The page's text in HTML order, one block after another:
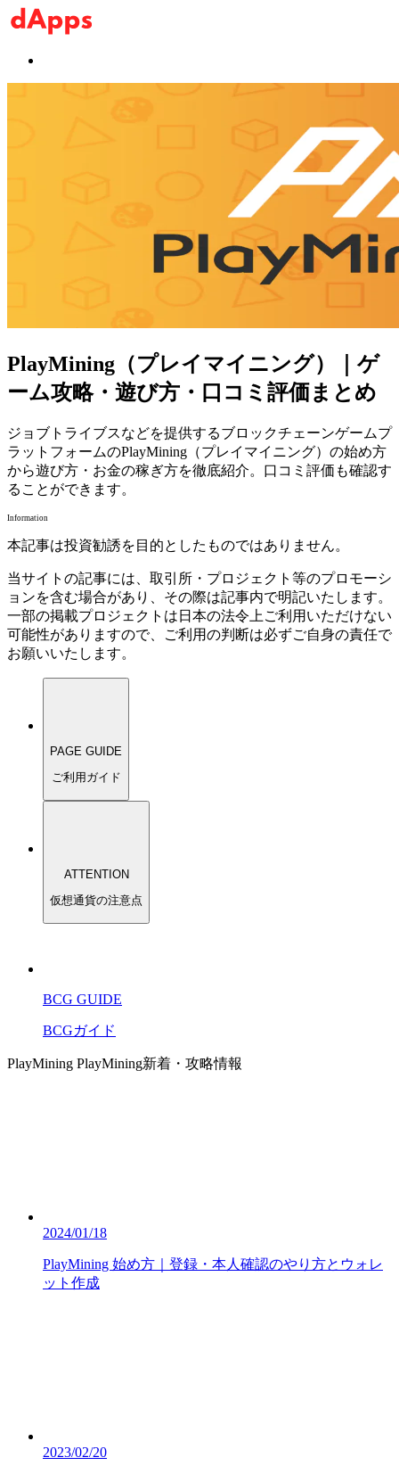
PlayMining（プレイマイニング）｜ゲ
ーム攻略・遊び方・口コミ評価まとめ
ジョブトライブスなどを提供するブロックチェーンゲームプ
ラットフォームのPlayMining（プレイマイニング）の始め方
から遊び方・お金の稼ぎ方を徹底紹介。口コミ評価も確認す
ることができます。
Information
本記事は投資勧誘を目的としたものではありません。
当サイトの記事には、取引所・プロジェクト等のプロモーシ
ョンを含む場合があり、その際は記事内で明記いたします。
一部の掲載プロジェクトは日本の法令上ご利用いただけない
可能性がありますので、ご利用の判断は必ずご自身の責任で
お願いいたします。
PAGE GUIDE
ご利用ガイド
ATTENTION
仮想通貨の注意点
BCG GUIDE
BCGガイド
PlayMining PlayMining新着・攻略情報
2024/01/18
PlayMining 始め方｜登録・本人確認のやり方とウォレ
ット作成
2023/02/20